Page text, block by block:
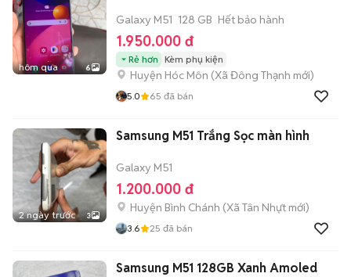
hôm qua 6
Galaxy M51 128 GB Hết bảo hành
1.950.000 đ
Rẻ hơn Kèm phụ kiện
Huyện Hóc Môn (Xã Đông Thạnh mới)
5.0 65 đã bán
2 ngày trước 3
Samsung M51 Trắng Sọc màn hình
Galaxy M51
1.200.000 đ
Huyện Bình Chánh (Xã Tân Nhựt mới)
3.6 25 đã bán
Samsung M51 128GB Xanh Amoled